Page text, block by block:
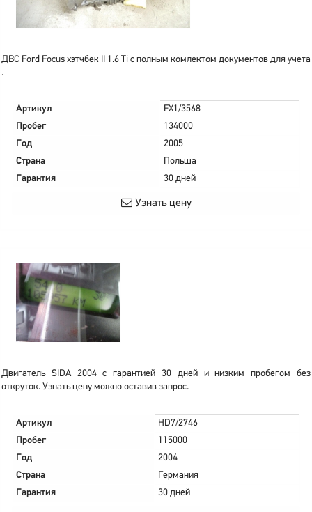
ДВС Ford Focus хэтчбек II 1.6 Ti с полным комлектом документов для учета
.
Артикул
FX1/3568
Пробег
134000
Год
2005
Страна
Польша
Гарантия
30 дней
Узнать цену
Двигатель SIDA 2004 с гарантией 30 дней и низким пробегом без
откруток. Узнать цену можно оставив запрос.
Артикул
HD7/2746
Пробег
115000
Год
2004
Страна
Германия
Гарантия
30 дней